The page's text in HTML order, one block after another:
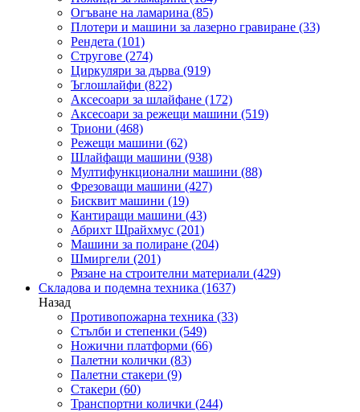
Огъване на ламарина (85)
Плотери и машини за лазерно гравиране (33)
Рендета (101)
Стругове (274)
Циркуляри за дърва (919)
Ъглошлайфи (822)
Аксесоари за шлайфане (172)
Аксесоари за режещи машини (519)
Триони (468)
Режещи машини (62)
Шлайфащи машини (938)
Мултифункционални машини (88)
Фрезоващи машини (427)
Бисквит машини (19)
Кантиращи машини (43)
Абрихт Щрайхмус (201)
Машини за полиране (204)
Шмиргели (201)
Рязане на строителни материали (429)
Складова и подемна техника (1637)
Назад
Противопожарна техника (33)
Стълби и степенки (549)
Ножични платформи (66)
Палетни колички (83)
Палетни стакери (9)
Стакери (60)
Транспортни колички (244)